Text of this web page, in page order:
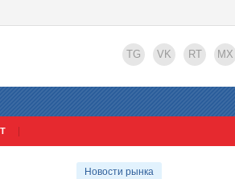
TG VK RT MX
Новости рынка